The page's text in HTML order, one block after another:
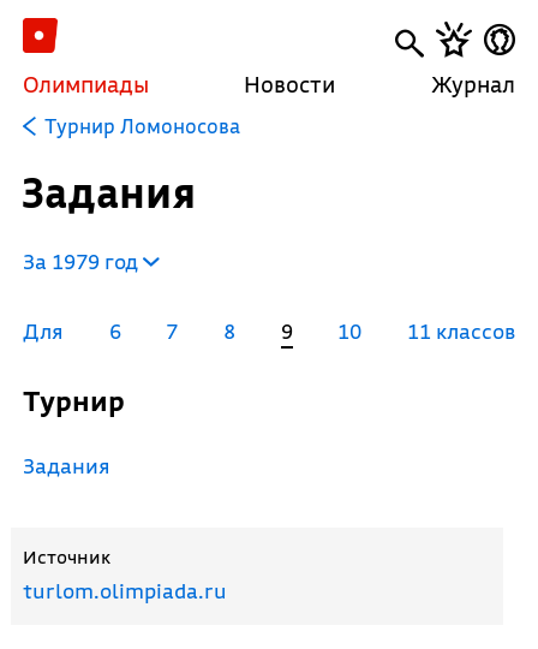
Олимпиады Новости Журнал
Турнир Ломоносова
Задания
За 1979 год
Для 6 7 8 9 10 11 классов
Турнир
Задания
Источник
turlom.olimpiada.ru